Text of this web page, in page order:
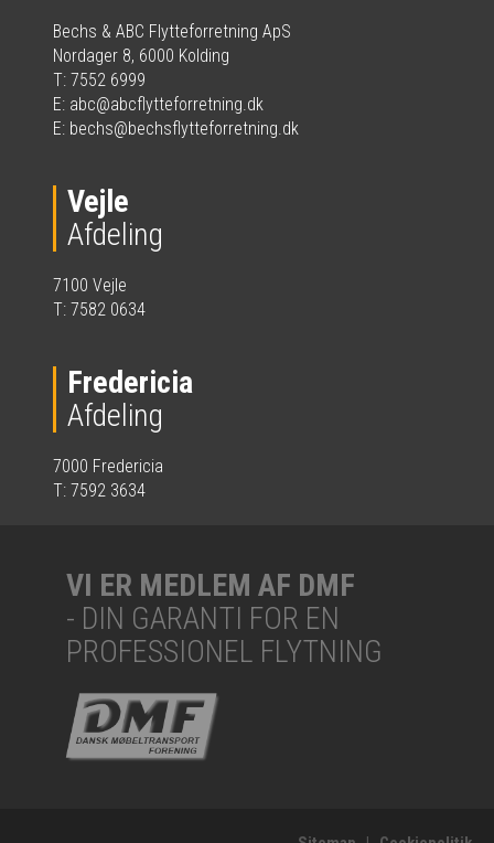
Bechs & ABC Flytteforretning ApS
Nordager 8, 6000 Kolding
T: 7552 6999
E: abc@abcflytteforretning.dk
E: bechs@bechsflytteforretning.dk
Vejle
Afdeling
7100 Vejle
T: 7582 0634
Fredericia
Afdeling
7000 Fredericia
T: 7592 3634
VI ER MEDLEM AF DMF
- DIN GARANTI FOR EN
PROFESSIONEL FLYTNING